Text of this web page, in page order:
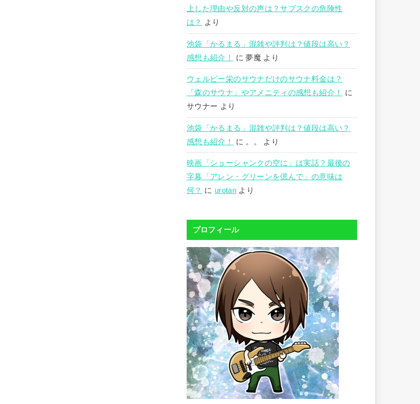
上した理由や反対の声は？サブスクの危険性
は？
より
池袋「かるまる」混雑や評判は？値段は高い？
感想も紹介！
に夢魔 より
ウェルビー栄のサウナだけのサウナ料金は？
「森のサウナ」やアメニティの感想も紹介！
に
サウナー より
池袋「かるまる」混雑や評判は？値段は高い？
感想も紹介！
に 。。 より
映画「ショーシャンクの空に」は実話？最後の
字幕「アレン・グリーンを偲んで」の意味は
何？
に urotan より
プロフィール